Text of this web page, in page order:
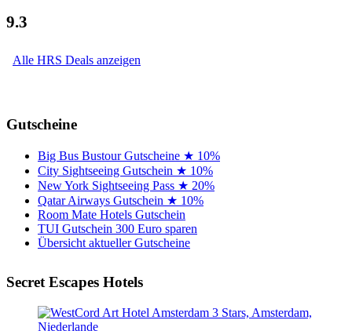
9.3
Alle HRS Deals anzeigen
Gutscheine
Big Bus Bustour Gutscheine ★ 10%
City Sightseeing Gutschein ★ 10%
New York Sightseeing Pass ★ 20%
Qatar Airways Gutschein ★ 10%
Room Mate Hotels Gutschein
TUI Gutschein 300 Euro sparen
Übersicht aktueller Gutscheine
Secret Escapes Hotels